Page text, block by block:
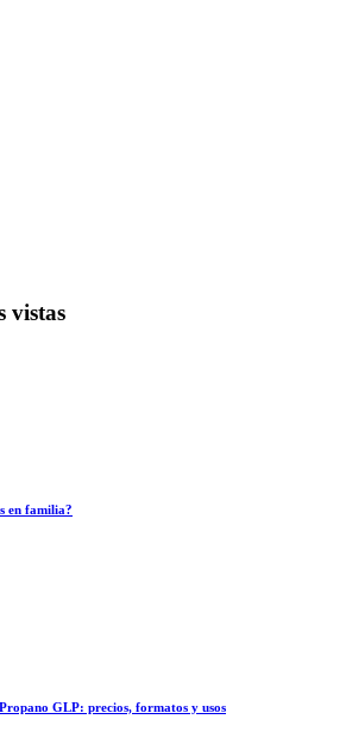
vistas
en familia?
GLP: precios, formatos y usos